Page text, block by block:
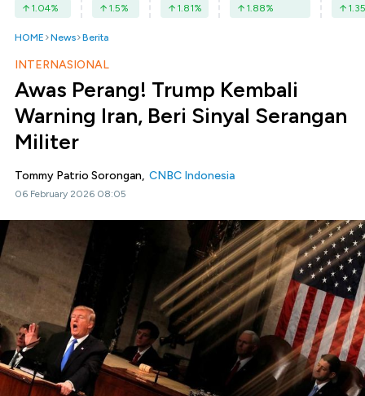
1.04% 1.5% 1.81% 1.88% 1.35
HOME News Berita
INTERNASIONAL
Awas Perang! Trump Kembali
Warning Iran, Beri Sinyal Serangan
Militer
Tommy Patrio Sorongan, CNBC Indonesia
06 February 2026 08:05